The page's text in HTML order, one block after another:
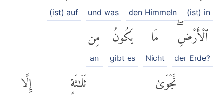
(ist) in
den Himmeln
und was
(ist) auf
ٱلْأَرْضِۖ
der Erde?
مَا
Nicht
يَكُونُ
gibt es
مِن
an
نَّجْوَىٰ ثَلَٰثَةٍ إِلَّا